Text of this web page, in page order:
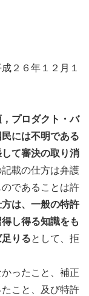
成２６年１２月１
プロダクト・バ
には不明である
て審決の取り消
載の仕方は弁護
であることは許
は、一般の特許
し得る知識をも
りるとして、拒
ったこと、補正
こと、及び特許